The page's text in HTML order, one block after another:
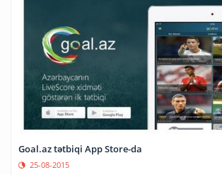
Goal.az tətbiqi App Store-da
25-08-2015